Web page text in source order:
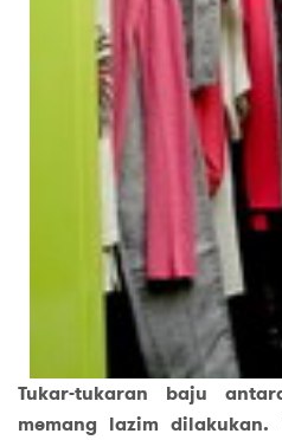
Tukar-tukaran baju
memang lazim